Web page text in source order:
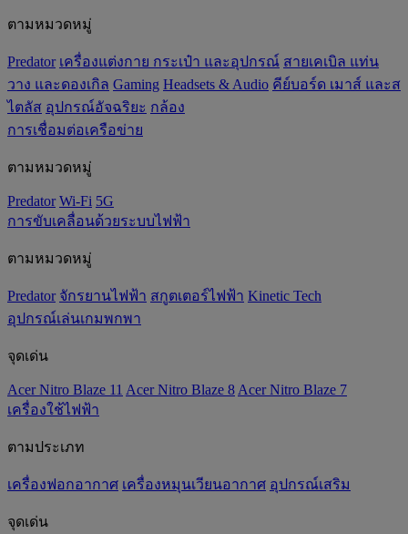
ตามหมวดหมู่
Predator เครื่องแต่งกาย กระเป๋า และอุปกรณ์ สายเคเบิล แท่น
วาง และดองเกิล Gaming ‌Headsets & Audio คีย์บอร์ด เมาส์ และส
ไตลัส อุปกรณ์อัจฉริยะ กล้อง
การเชื่อมต่อเครือข่าย
ตามหมวดหมู่
Predator Wi-Fi 5G
การขับเคลื่อนด้วยระบบไฟฟ้า
ตามหมวดหมู่
Predator จักรยานไฟฟ้า สกูตเตอร์ไฟฟ้า Kinetic Tech
อุปกรณ์เล่นเกมพกพา
จุดเด่น
Acer Nitro Blaze 11 Acer Nitro Blaze 8 Acer Nitro Blaze 7
เครื่องใช้ไฟฟ้า
ตามประเภท
เครื่องฟอกอากาศ เครื่องหมุนเวียนอากาศ อุปกรณ์เสริม
จุดเด่น